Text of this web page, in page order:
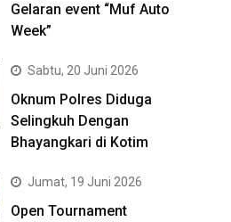
Gelaran event “Muf Auto
Week”
Sabtu, 20 Juni 2026
Oknum Polres Diduga
Selingkuh Dengan
Bhayangkari di Kotim
Jumat, 19 Juni 2026
Open Tournament